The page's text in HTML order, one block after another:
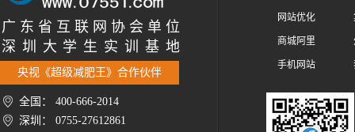
广 东 省 互 联 网 协 会 单 位
深 圳 大 学 生 实 训 基 地
央视《超级减肥王》合作伙伴
全国： 400-666-2014
深圳： 0755-27612861
网站优化
商城阿里
手机网站